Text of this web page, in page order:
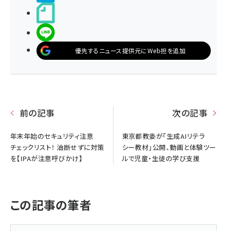
優先するニュース提供元にWeb担を追加
前の記事
年末年始のセキュリティ注意
チェックリスト！ 油断せずに対策
を【IPAが注意呼びかけ】
次の記事
東京都教委が「生成AIリテラ
シー教材」公開、動画と体験ツー
ルで児童・生徒の学び支援
この記事の筆者